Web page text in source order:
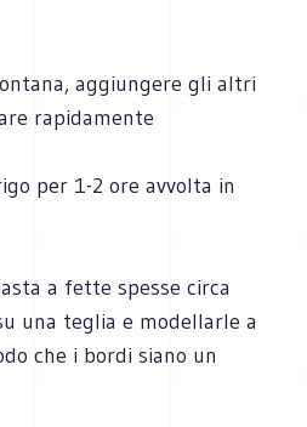
aggiungere gli altri
rapidamente
per 1-2 ore avvolta in
a fette spesse circa
una teglia e modellarle a
che i bordi siano un